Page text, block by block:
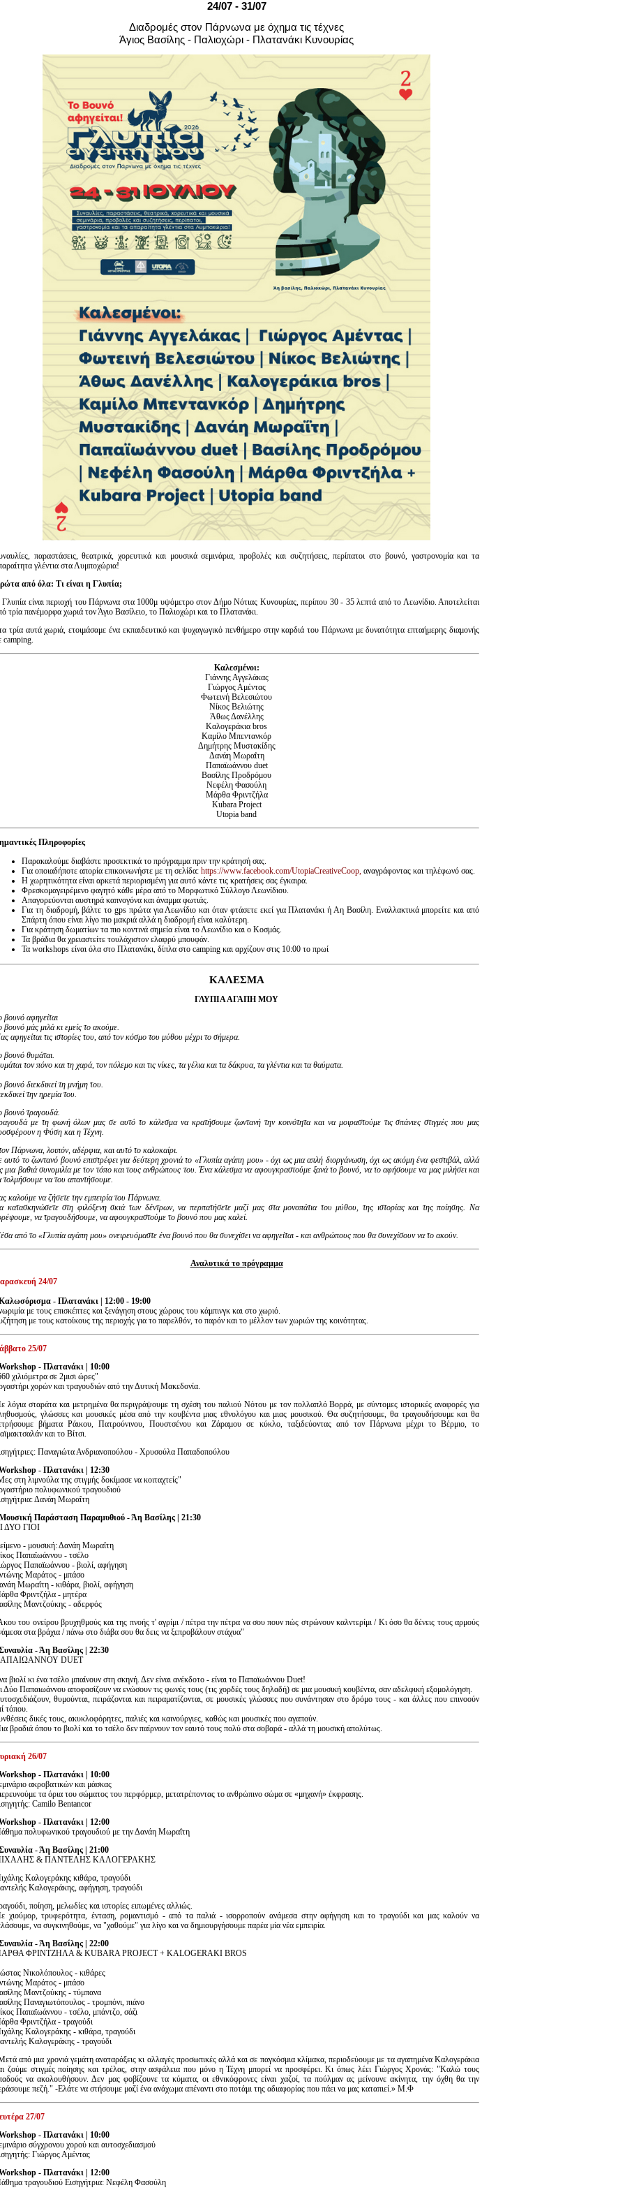
24/07 - 31/07
Διαδρομές στον Πάρνωνα με όχημα τις τέχνες
Άγιος Βασίλης - Παλιοχώρι - Πλατανάκι Κυνουρίας
παραστάσεις, θεατρικά, χορευτικά και μουσικά σεμινάρια, προβολές και συζητήσεις, περίπατοι στο βουνό, γαστρονομία και τα
γλέντια στα Λυμποχώρια!
από όλα: Τι είναι η Γλυπία;
είναι περιοχή του Πάρνωνα στα 1000μ υψόμετρο στον Δήμο Νότιας Κυνουρίας, περίπου 30 - 35 λεπτά από το Λεωνίδιο. Αποτελείται
τρία πανέμορφα χωριά τον Άγιο Βασίλειο, το Παλιοχώρι και το Πλατανάκι.
τρία αυτά χωριά, ετοιμάσαμε ένα εκπαιδευτικό και ψυχαγωγικό πενθήμερο στην καρδιά του Πάρνωνα με δυνατότητα επταήμερης διαμονής
camping.
Καλεσμένοι:
Γιάννης Αγγελάκας
Γιώργος Αμέντας
Φωτεινή Βελεσιώτου
Νίκος Βελιώτης
Άθως Δανέλλης
Καλογεράκια bros
Καμίλο Μπεντανκόρ
Δημήτρης Μυστακίδης
Δανάη Μωραΐτη
Παπαϊωάννου duet
Βασίλης Προδρόμου
Νεφέλη Φασούλη
Μάρθα Φριντζήλα
Κubara Project
Utopia band
Πληροφορίες
Παρακαλούμε διαβάστε προσεκτικά το πρόγραμμα πριν την κράτησή σας.
Για οποιαδήποτε απορία επικοινωνήστε με τη σελίδα: https://www.facebook.com/UtopiaCreativeCoop, αναγράφοντας και τηλέφωνό σας.
Η χωρητικότητα είναι αρκετά περιορισμένη για αυτό κάντε τις κρατήσεις σας έγκαιρα.
Φρεσκομαγειρέμενο φαγητό κάθε μέρα από το Μορφωτικό Σύλλογο Λεωνίδιου.
Απαγορεύονται αυστηρά καπνογόνα και άναμμα φωτιάς.
Για τη διαδρομή, βάλτε το gps πρώτα για Λεωνίδιο και όταν φτάσετε εκεί για Πλατανάκι ή Αη Βασίλη. Εναλλακτικά μπορείτε και από
Σπάρτη όπου είναι λίγο πιο μακριά αλλά η διαδρομή είναι καλύτερη.
Για κράτηση δωματίων τα πιο κοντινά σημεία είναι το Λεωνίδιο και ο Κοσμάς.
Τα βράδια θα χρειαστείτε τουλάχιστον ελαφρύ μπουφάν.
Τα workshops είναι όλα στο Πλατανάκι, δίπλα στο camping και αρχίζουν στις 10:00 το πρωί
ΚΑΛΕΣΜΑ
ΓΛΥΠΙΑΑΓΑΠΗ ΜΟΥ
βουνό αφηγείται
βουνό μάς μιλά κι εμείς το ακούμε.
αφηγείται τις ιστορίες του, από τον κόσμο του μύθου μέχρι το σήμερα.
βουνό θυμάται.
τον πόνο και τη χαρά, τον πόλεμο και τις νίκες, τα γέλια και τα δάκρυα, τα γλέντια και τα θαύματα.
βουνό διεκδικεί τη μνήμη του.
την ηρεμία του.
βουνό τραγουδά.
με τη φωνή όλων μας σε αυτό το κάλεσμα να κρατήσουμε ζωντανή την κοινότητα και να μοιραστούμε τις σπάνιες στιγμές που μας
η Φύση και η Τέχνη.
Πάρνωνα, λοιπόν, αδέρφια, και αυτό το καλοκαίρι.
αυτό το ζωντανό βουνό επιστρέφει για δεύτερη χρονιά το «Γλυπία αγάπη μου» - όχι ως μια απλή διοργάνωση, όχι ως ακόμη ένα φεστιβάλ, αλλά
μια βαθιά συνομιλία με τον τόπο και τους ανθρώπους του. Ένα κάλεσμα να αφουγκραστούμε ξανά το βουνό, να το αφήσουμε να μας μιλήσει και
τολμήσουμε να του απαντήσουμε.
καλούμε να ζήσετε την εμπειρία του Πάρνωνα.
κατασκηνώσετε στη φιλόξενη σκιά των δέντρων, να περπατήσετε μαζί μας στα μονοπάτια του μύθου, της ιστορίας και της ποίησης. Να
να τραγουδήσουμε, να αφουγκραστούμε το βουνό που μας καλεί.
από το «Γλυπία αγάπη μου» ονειρευόμαστε ένα βουνό που θα συνεχίσει να αφηγείται - και ανθρώπους που θα συνεχίσουν να το ακούν.
Αναλυτικά το πρόγραμμα
24/07
- Πλατανάκι | 12:00 - 19:00
με τους επισκέπτες και ξενάγηση στους χώρους του κάμπινγκ και στο χωριό.
με τους κατοίκους της περιοχής για το παρελθόν, το παρόν και το μέλλον των χωριών της κοινότητας.
25/07
- Πλατανάκι | 10:00
χιλιόμετρα σε 2μισι ώρες"
χορών και τραγουδιών από την Δυτική Μακεδονία.
λόγια σταράτα και μετρημένα θα περιγράψουμε τη σχέση του παλιού Νότου με τον πολλαπλό Βορρά, με σύντομες ιστορικές αναφορές για
γλώσσες και μουσικές μέσα από την κουβέντα μιας εθνολόγου και μιας μουσικού. Θα συζητήσουμε, θα τραγουδήσουμε και θα
βήματα Ράικου, Πατρούνινου, Πουστσένου και Ζάραμου σε κύκλο, ταξιδεύοντας από τον Πάρνωνα μέχρι το Βέρμιο, το
και το Βίτσι.
Παναγιώτα Ανδριανοπούλου - Χρυσούλα Παπαδοπούλου
- Πλατανάκι | 12:30
στη λιμνούλα της στιγμής δοκίμασε να κοιταχτείς"
πολυφωνικού τραγουδιού
Δανάη Μωραΐτη
Παράσταση Παραμυθιού - Άη Βασίλης | 21:30
ΔΥΟ ΓΙΟΙ
- μουσική: Δανάη Μωραΐτη
Παπαϊωάννου - τσέλο
Παπαϊωάννου - βιολί, αφήγηση
Μαράτος - μπάσο
Μωραΐτη - κιθάρα, βιολί, αφήγηση
Φριντζήλα - μητέρα
Μαντζούκης - αδερφός
του ονείρου βρυχηθμούς και της πνοής τ' αγρίμι / πέτρα την πέτρα να σου πουν πώς στρώνουν καλντερίμι / Κι όσο θα δένεις τους αρμούς
στα βράχια / πάνω στο διάβα σου θα δεις να ξεπροβάλουν στάχυα"
- Άη Βασίλης | 22:30
DUET
βιολί κι ένα τσέλο μπαίνουν στη σκηνή. Δεν είναι ανέκδοτο - είναι το Παπαϊωάννου Duet!
Δύο Παπαιωάννου αποφασίζουν να ενώσουν τις φωνές τους (τις χορδές τους δηλαδή) σε μια μουσική κουβέντα, σαν αδελφική εξομολόγηση.
θυμούνται, πειράζονται και πειραματίζονται, σε μουσικές γλώσσες που συνάντησαν στο δρόμο τους - και άλλες που επινοούν
τόπου.
δικές τους, ακυκλοφόρητες, παλιές και καινούργιες, καθώς και μουσικές που αγαπούν.
βραδιά όπου το βιολί και το τσέλο δεν παίρνουν τον εαυτό τους πολύ στα σοβαρά - αλλά τη μουσική απολύτως.
26/07
- Πλατανάκι | 10:00
ακροβατικών και μάσκας
τα όρια του σώματος του περφόρμερ, μετατρέποντας το ανθρώπινο σώμα σε «μηχανή» έκφρασης.
Camilo Bentancor
- Πλατανάκι | 12:00
πολυφωνικού τραγουδιού με την Δανάη Μωραΐτη
- Άη Βασίλης | 21:00
& ΠΑΝΤΕΛΗΣ ΚΑΛΟΓΕΡΑΚΗΣ
Καλογεράκης κιθάρα, τραγούδι
Καλογεράκης, αφήγηση, τραγούδι
ποίηση, μελωδίες και ιστορίες ειπωμένες αλλιώς.
χιούμορ, τρυφερότητα, ένταση, ρομαντισμό - από τα παλιά - ισορροπούν ανάμεσα στην αφήγηση και το τραγούδι και μας καλούν να
να συγκινηθούμε, να "χαθούμε" για λίγο και να δημιουργήσουμε παρέα μία νέα εμπειρία.
- Άη Βασίλης | 22:00
ΦΡΙΝΤΖΗΛΑ & KUBARA PROJECT + KALOGERAKI BROS
Νικολόπουλος - κιθάρες
Μαράτος - μπάσο
Μαντζούκης - τύμπανα
Παναγιωτόπουλος - τρομπόνι, πιάνο
Παπαϊωάννου - τσέλο, μπάντζο, σάζι
Φριντζήλα - τραγούδι
Καλογεράκης - κιθάρα, τραγούδι
Καλογεράκης - τραγούδι
από μια χρονιά γεμάτη αναταράξεις κι αλλαγές προσωπικές αλλά και σε παγκόσμια κλίμακα, περιοδεύουμε με τα αγαπημένα Καλογεράκια
ζούμε στιγμές ποίησης και τρέλας, στην ασφάλεια που μόνο η Τέχνη μπορεί να προσφέρει. Κι όπως λέει Γιώργος Χρονάς: "Καλώ τους
να ακολουθήσουν. Δεν μας φοβίζουνε τα κύματα, οι εθνικόφρονες είναι χαζοί, τα πούλμαν ας μείνουνε ακίνητα, την όχθη θα την
πεζή." -Ελάτε να στήσουμε μαζί ένα ανάχωμα απέναντι στο ποτάμι της αδιαφορίας που πάει να μας καταπιεί.» Μ.Φ
27/07
- Πλατανάκι | 10:00
σύγχρονου χορού και αυτοσχεδιασμού
Γιώργος Αμέντας
- Πλατανάκι | 12:00
τραγουδιού Εισηγήτρια: Νεφέλη Φασούλη